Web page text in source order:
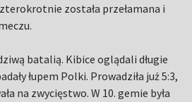
została przełamana i
batalią. Kibice oglądali długie
łupem Polki. Prowadziła już 5:3,
na zwycięstwo. W 10. gemie była